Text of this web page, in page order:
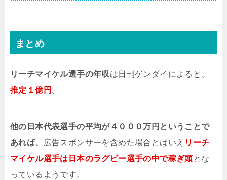
まとめ
リーチマイケル選手の年収は日刊ゲンダイによると、
推定１億円 。
他の日本代表選手の平均が４０００万円ということで
あれば、 広告スポンサーを含めた場合とはいえ リーチ
マイケル選手は日本のラグビー選手の中で稼ぎ頭 とな
っているようです。